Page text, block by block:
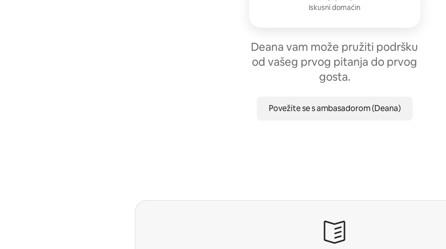
Iskusni domaćin
Deana vam može pružiti podršku
od vašeg prvog pitanja do prvog
gosta.
Povežite se s ambasadorom (Deana)